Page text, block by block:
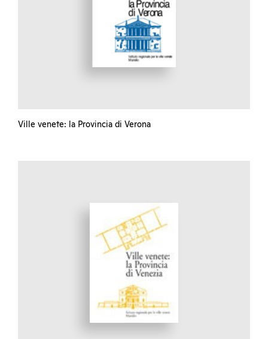
Ville venete: la Provincia di Verona